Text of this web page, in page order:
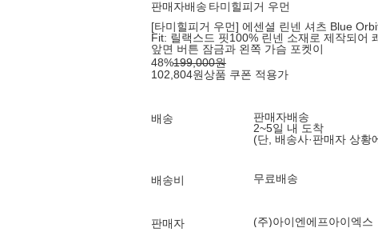
판매자배송 타미힐피거 우먼
[타미힐피거 우먼] 에센셜 린넨 셔츠 Blue
Fit: 릴랙스드 핏100% 린넨 소재로 제작되어
앞면 버튼 잠금과 왼쪽 가슴 포켓이
48%199,000원
102,804원상품 쿠폰 적용가
배송
판매자배송
2~5일 내 도착
(단, 배송사·판매자 상황
배송비 무료배송
판매자 (주)아이엔에프아이엑스